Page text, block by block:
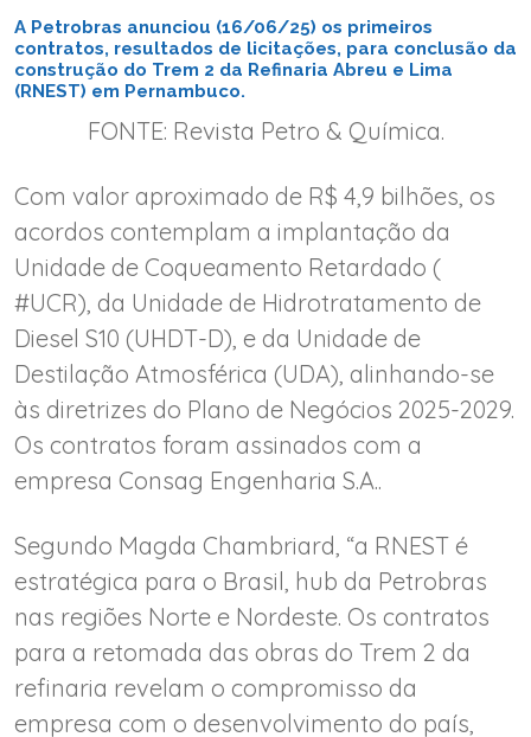
A Petrobras anunciou (16/06/25) os primeiros
contratos, resultados de licitações, para conclusão da
construção do Trem 2 da Refinaria Abreu e Lima
(RNEST) em Pernambuco.
FONTE: Revista Petro & Química.
Com valor aproximado de R$ 4,9 bilhões, os
acordos contemplam a implantação da
Unidade de Coqueamento Retardado (
#UCR), da Unidade de Hidrotratamento de
Diesel S10 (UHDT-D), e da Unidade de
Destilação Atmosférica (UDA), alinhando-se
às diretrizes do Plano de Negócios 2025-2029.
Os contratos foram assinados com a
empresa Consag Engenharia S.A..
Segundo Magda Chambriard, “a RNEST é
estratégica para o Brasil, hub da Petrobras
nas regiões Norte e Nordeste. Os contratos
para a retomada das obras do Trem 2 da
refinaria revelam o compromisso da
empresa com o desenvolvimento do país,